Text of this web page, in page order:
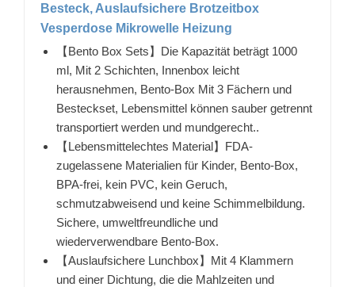
Besteck, Auslaufsichere Brotzeitbox
Vesperdose Mikrowelle Heizung
【Bento Box Sets】Die Kapazität beträgt 1000
ml, Mit 2 Schichten, Innenbox leicht
herausnehmen, Bento-Box Mit 3 Fächern und
Besteckset, Lebensmittel können sauber getrennt
transportiert werden und mundgerecht..
【Lebensmittelechtes Material】FDA-
zugelassene Materialien für Kinder, Bento-Box,
BPA-frei, kein PVC, kein Geruch,
schmutzabweisend und keine Schimmelbildung.
Sichere, umweltfreundliche und
wiederverwendbare Bento-Box.
【Auslaufsichere Lunchbox】Mit 4 Klammern
und einer Dichtung, die die Mahlzeiten und